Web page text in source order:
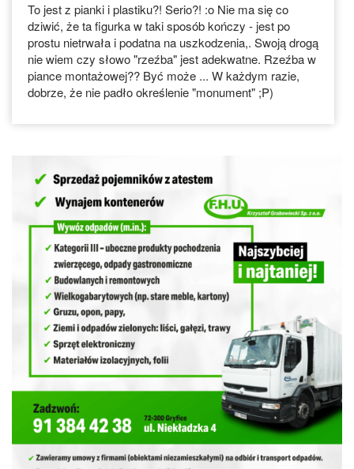
To jest z pianki i plastiku?! Serio?! :o Nie ma się co
dziwić, że ta figurka w taki sposób kończy - jest po
prostu nietrwała i podatna na uszkodzenia,. Swoją drogą
nie wiem czy słowo "rzeźba" jest adekwatne. Rzeźba w
piance montażowej?? Być może ... W każdym razie,
dobrze, że nie padło określenie "monument" ;P)